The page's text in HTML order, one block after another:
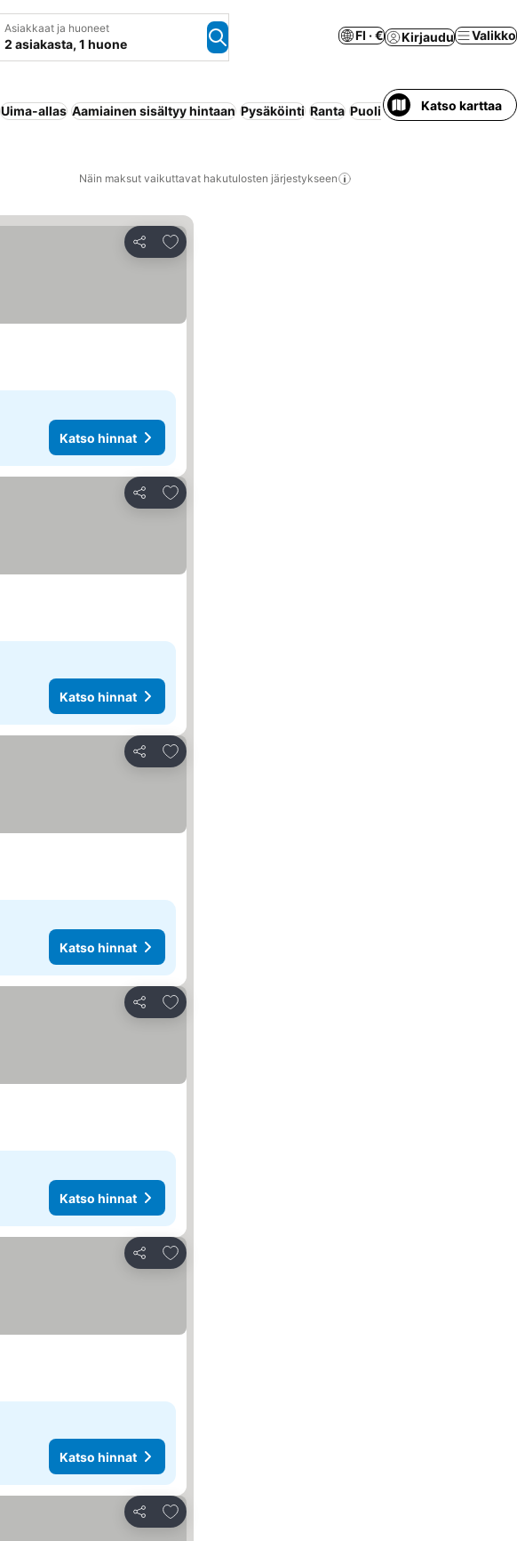
Asiakkaat ja huoneet
2 asiakasta, 1 huone
FI · € Kirjaudu Valikko
Uima-allas Aamiainen sisältyy hintaan Pysäköinti Ranta Puolihoito Täysihoito
Katso karttaa
Näin maksut vaikuttavat hakutulosten järjestykseen
Jaa
Lisää suosikkeihin
Katso hinnat
Jaa
Lisää suosikkeihin
Katso hinnat
Jaa
Lisää suosikkeihin
Katso hinnat
Jaa
Lisää suosikkeihin
Katso hinnat
Jaa
Lisää suosikkeihin
Katso hinnat
Jaa
Lisää suosikkeihin